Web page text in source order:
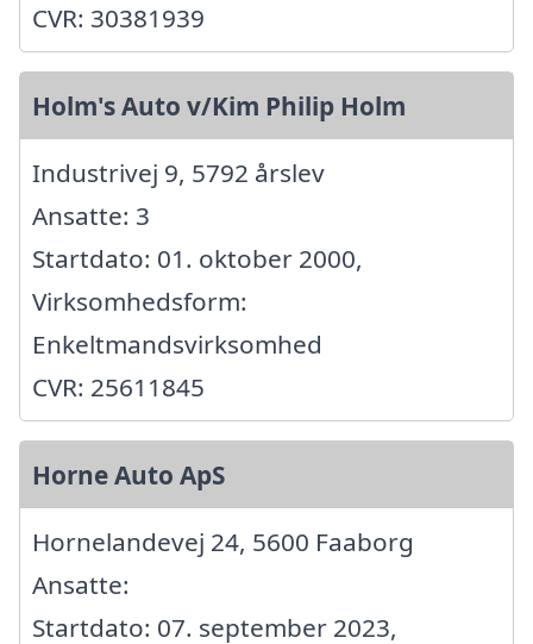
CVR: 30381939
Holm's Auto v/Kim Philip Holm
Industrivej 9, 5792 årslev
Ansatte: 3
Startdato: 01. oktober 2000,
Virksomhedsform:
Enkeltmandsvirksomhed
CVR: 25611845
Horne Auto ApS
Hornelandevej 24, 5600 Faaborg
Ansatte:
Startdato: 07. september 2023,